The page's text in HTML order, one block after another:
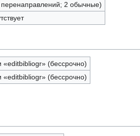
2 обычные)
«editbibliogr» (бессрочно)
«editbibliogr» (бессрочно)